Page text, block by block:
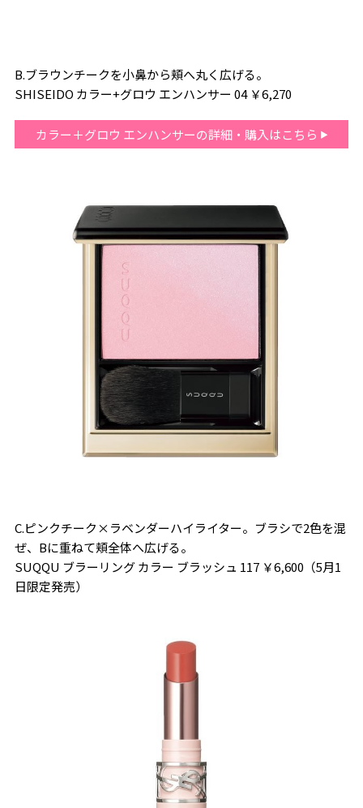
B.ブラウンチークを小鼻から頬へ丸く広げる。
SHISEIDO カラー+グロウ エンハンサー 04 ￥6,270
カラー＋グロウ エンハンサーの詳細・購入はこちら
C.ピンクチーク×ラベンダーハイライター。ブラシで2色を混
ぜ、Bに重ねて頬全体へ広げる。
SUQQU ブラーリング カラー ブラッシュ 117 ￥6,600（5月1
日限定発売）